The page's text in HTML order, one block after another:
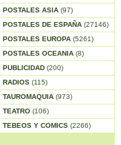
POSTALES ASIA (97)
POSTALES DE ESPAÑA (27146)
POSTALES EUROPA (5261)
POSTALES OCEANIA (8)
PUBLICIDAD (200)
RADIOS (115)
TAUROMAQUIA (973)
TEATRO (106)
TEBEOS Y COMICS (2266)